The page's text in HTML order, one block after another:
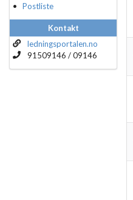
Postliste
Kontakt
ledningsportalen.no
91509146 / 09146